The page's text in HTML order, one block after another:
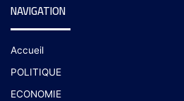
NAVIGATION
Accueil
POLITIQUE
ECONOMIE